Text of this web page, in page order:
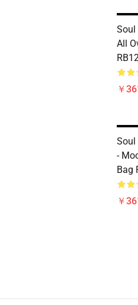
Soul
All
￥
Soul
-
Bag
￥